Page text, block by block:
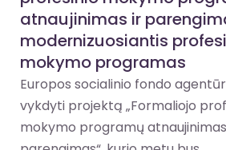
atnaujinimas ir
modernizuosiantis
mokymo programas
Europos socialinio fondo
vykdyti projektą „Formaliojo
mokymo programų